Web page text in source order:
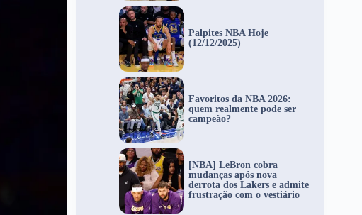
Palpites NBA Hoje
(12/12/2025)
Favoritos da NBA 2026:
quem realmente pode ser
campeão?
[NBA] LeBron cobra
mudanças após nova
derrota dos Lakers e admite
frustração com o vestiário